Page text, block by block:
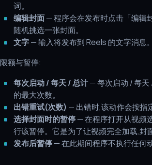
词。
编辑封面— 程序会在发布时点击「编辑
随机挑选一张封面。
文字— 输入将发布到 Reels 的文字消息。
限额与暂停:
每次启动 / 每天 / 总计— 每次启动 / 每天
的最大次数。
出错重试(次数) — 出错时,该动作会按指
选择封面时的暂停— 在程序打开从视频
行该暂停。它是为了让视频完全加载,封
发布后暂停— 在此期间程序不执行任何动